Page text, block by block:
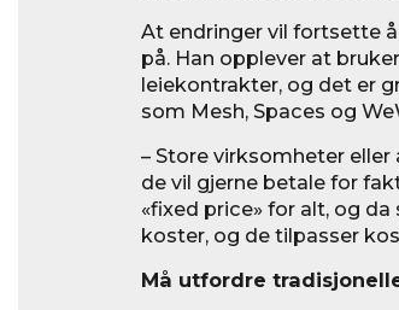
At endringer vil fortsette
på. Han opplever at
leiekontrakter, og det er
som Mesh, Spaces og
– Store virksomheter
de vil gjerne betale for
«fixed price» for alt, og
koster, og de tilpasser
Må utfordre